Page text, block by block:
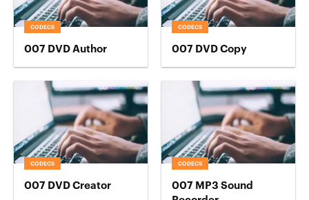
CODECS
007 DVD Author
CODECS
007 DVD Copy
CODECS
007 DVD Creator
CODECS
007 MP3 Sound